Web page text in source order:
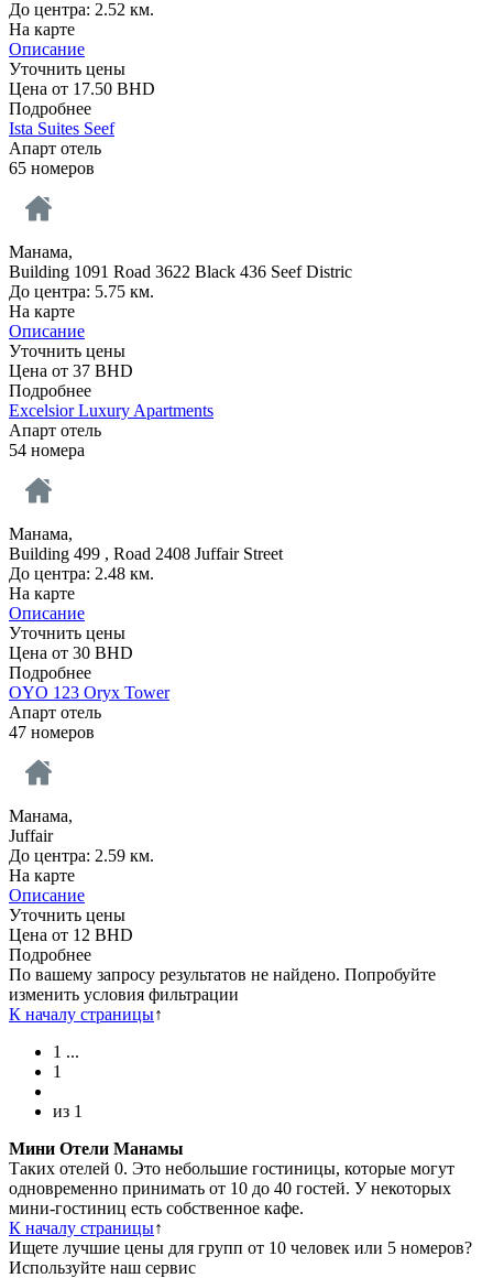
До центра: 2.52 км.
На карте
Описание
Уточнить цены
Цена от 17.50 BHD
Подробнее
Ista Suites Seef
Апарт отель
65 номеров
Манама,
Building 1091 Road 3622 Black 436 Seef Distric
До центра: 5.75 км.
На карте
Описание
Уточнить цены
Цена от 37 BHD
Подробнее
Excelsior Luxury Apartments
Апарт отель
54 номера
Манама,
Building 499 , Road 2408 Juffair Street
До центра: 2.48 км.
На карте
Описание
Уточнить цены
Цена от 30 BHD
Подробнее
OYO 123 Oryx Tower
Апарт отель
47 номеров
Манама,
Juffair
До центра: 2.59 км.
На карте
Описание
Уточнить цены
Цена от 12 BHD
Подробнее
По вашему запросу результатов не найдено. Попробуйте
изменить условия фильтрации
К началу страницы↑
1 ...
1
из 1
Мини Отели Манамы
Таких отелей 0. Это небольшие гостиницы, которые могут
одновременно принимать от 10 до 40 гостей. У некоторых
мини-гостиниц есть собственное кафе.
К началу страницы↑
Ищете лучшие цены для групп от 10 человек или 5 номеров?
Используйте наш сервис